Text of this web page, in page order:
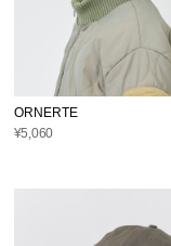
ORNERTE
¥5,060